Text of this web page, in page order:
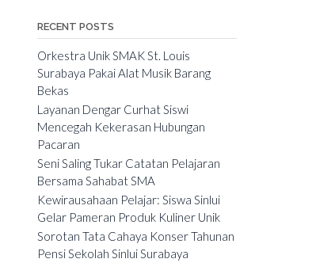
RECENT POSTS
Orkestra Unik SMAK St. Louis
Surabaya Pakai Alat Musik Barang
Bekas
Layanan Dengar Curhat Siswi
Mencegah Kekerasan Hubungan
Pacaran
Seni Saling Tukar Catatan Pelajaran
Bersama Sahabat SMA
Kewirausahaan Pelajar: Siswa Sinlui
Gelar Pameran Produk Kuliner Unik
Sorotan Tata Cahaya Konser Tahunan
Pensi Sekolah Sinlui Surabaya